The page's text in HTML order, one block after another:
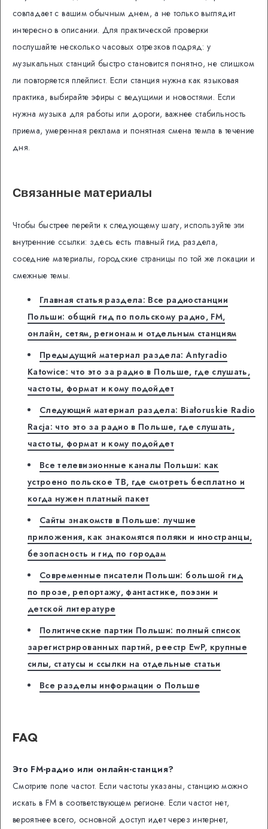
совпадает с вашим обычным днем, а не только выглядит
интересно в описании. Для практической проверки
послушайте несколько часовых отрезков подряд: у
музыкальных станций быстро становится понятно, не слишком
ли повторяется плейлист. Если станция нужна как языковая
практика, выбирайте эфиры с ведущими и новостями. Если
нужна музыка для работы или дороги, важнее стабильность
приема, умеренная реклама и понятная смена темпа в течение
дня.
Связанные материалы
Чтобы быстрее перейти к следующему шагу, используйте эти
внутренние ссылки: здесь есть главный гид раздела,
соседние материалы, городские страницы по той же локации и
смежные темы.
Главная статья раздела: Все радиостанции
Польши: общий гид по польскому радио, FM,
онлайн, сетям, регионам и отдельным станциям
Предыдущий материал раздела: Antyradio
Katowice: что это за радио в Польше, где слушать,
частоты, формат и кому подойдет
Следующий материал раздела: Białoruskie Radio
Racja: что это за радио в Польше, где слушать,
частоты, формат и кому подойдет
Все телевизионные каналы Польши: как
устроено польское ТВ, где смотреть бесплатно и
когда нужен платный пакет
Сайты знакомств в Польше: лучшие
приложения, как знакомятся поляки и иностранцы,
безопасность и гид по городам
Современные писатели Польши: большой гид
по прозе, репортажу, фантастике, поэзии и
детской литературе
Политические партии Польши: полный список
зарегистрированных партий, реестр EwP, крупные
силы, статусы и ссылки на отдельные статьи
Все разделы информации о Польше
FAQ
Это FM-радио или онлайн-станция?
Смотрите поле частот. Если частоты указаны, станцию можно
искать в FM в соответствующем регионе. Если частот нет,
вероятнее всего, основной доступ идет через интернет,